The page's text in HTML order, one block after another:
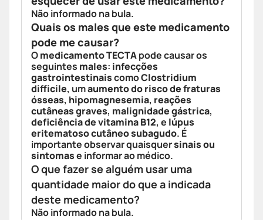
Não informado na bula.
Quais os males que este medicamento
pode me causar?
Omedicamento TECTApode causar os
seguintes males: infecções
gastrointestinaiscomoClostridium
difficile, umaumento do risco de fraturas
ósseas, hipomagnesemia, reações
cutâneas graves, malignidade gástrica,
deficiência de vitamina B12, e lúpus
eritematoso cutâneo subagudo. É
importante observar quaisquersinais ou
sintomase informar ao médico.
O que fazer se alguém usar uma
quantidade maior do que a indicada
deste medicamento?
Não informado na bula.